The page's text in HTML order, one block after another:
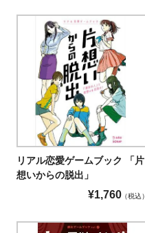
リアル恋愛ゲームブック 「片
想いからの脱出」
¥1,760 税込